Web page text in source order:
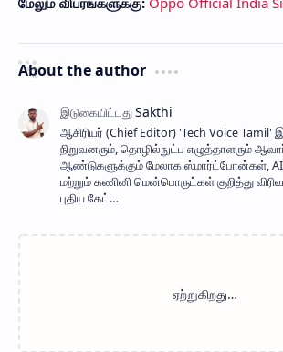
About the author
ஆசிரியர் (Chief Editor) ​'Tech Voice
நிறுவனரும், தொழில்நுட்ப எழுத்தாளரும்
ஆண்டுகளுக்கும் மேலாக ஸ்மார்ட்போன்கள்,
மற்றும் கணினி மென்பொருட்கள் குறித்து
புதிய கேட்…